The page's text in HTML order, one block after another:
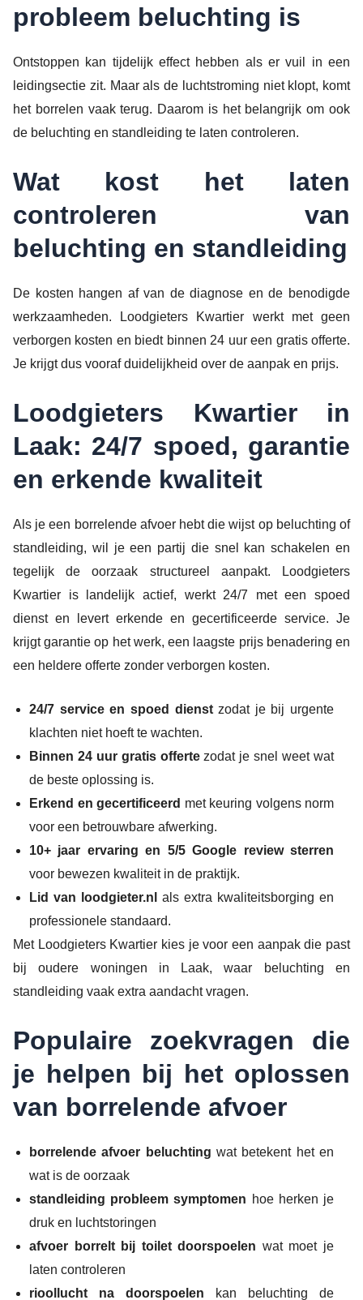
probleem beluchting is
Ontstoppen kan tijdelijk effect hebben als er vuil in een
leidingsectie zit. Maar als de luchtstroming niet klopt, komt
het borrelen vaak terug. Daarom is het belangrijk om ook
de beluchting en standleiding te laten controleren.
Wat kost het laten
controleren van
beluchting en standleiding
De kosten hangen af van de diagnose en de benodigde
werkzaamheden. Loodgieters Kwartier werkt met geen
verborgen kosten en biedt binnen 24 uur een gratis offerte.
Je krijgt dus vooraf duidelijkheid over de aanpak en prijs.
Loodgieters Kwartier in
Laak: 24/7 spoed, garantie
en erkende kwaliteit
Als je een borrelende afvoer hebt die wijst op beluchting of
standleiding, wil je een partij die snel kan schakelen en
tegelijk de oorzaak structureel aanpakt. Loodgieters
Kwartier is landelijk actief, werkt 24/7 met een spoed
dienst en levert erkende en gecertificeerde service. Je
krijgt garantie op het werk, een laagste prijs benadering en
een heldere offerte zonder verborgen kosten.
24/7 service en spoed dienstzodat je bij urgente
klachten niet hoeft te wachten.
Binnen 24 uur gratis offertezodat je snel weet wat
de beste oplossing is.
Erkend en gecertificeerd met keuring volgens norm
voor een betrouwbare afwerking.
10+ jaar ervaring en 5/5 Google review sterren
voor bewezen kwaliteit in de praktijk.
Lid van loodgieter.nl
als extra kwaliteitsborging en
professionele standaard.
Met Loodgieters Kwartier kies je voor een aanpak die past
bij oudere woningen in Laak, waar beluchting en
standleiding vaak extra aandacht vragen.
Populaire zoekvragen die
je helpen bij het oplossen
van borrelende afvoer
borrelende afvoer beluchting wat betekent het en
wat is de oorzaak
standleiding probleem symptomen hoe herken je
druk en luchtstoringen
afvoer borrelt bij toilet doorspoelen wat moet je
laten controleren
rioollucht na doorspoelen kan beluchting de